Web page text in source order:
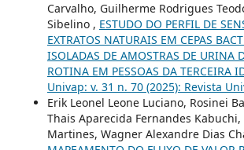
Carvalho, Guilherme Rodrigues
Sibelino , ESTUDO DO PERFIL DE
EXTRATOS NATURAIS EM CEPAS
ISOLADAS DE AMOSTRAS DE URINA
ROTINA EM PESSOAS DA TERCEIRA
Univap: v. 31 n. 70 (2025): Revista
Erik Leonel Leone Luciano, Rosinei
Thais Aparecida Fernandes
Martines, Wagner Alexandre Dias